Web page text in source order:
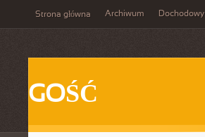
Strona główna Archiwum Dochodowy
GOŚĆ